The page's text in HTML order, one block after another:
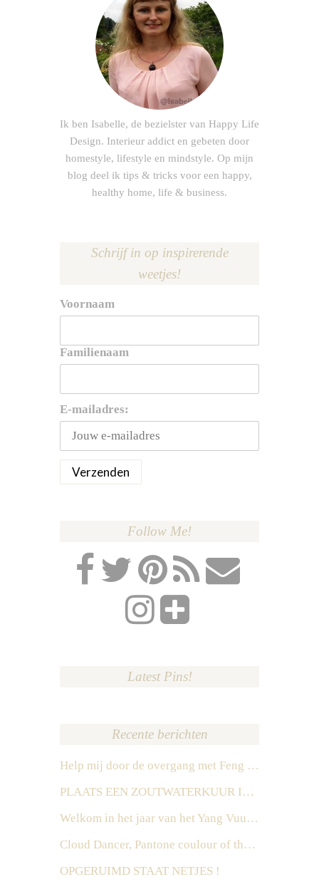
Ik ben Isabelle, de bezielster van Happy Life
Design. Interieur addict en gebeten door
homestyle, lifestyle en mindstyle. Op mijn
blog deel ik tips & tricks voor een happy,
healthy home, life & business.
Schrijf in op inspirerende
weetjes!
Voornaam
Familienaam
E-mailadres:
Follow Me!
Latest Pins!
Recente berichten
Help mij door de overgang met Feng Shui
PLAATS EEN ZOUTWATERKUUR IN HET ZUIDEN IN 2026
Welkom in het jaar van het Yang Vuur Paard
Cloud Dancer, Pantone coulour of the year 2026
OPGERUIMD STAAT NETJES !